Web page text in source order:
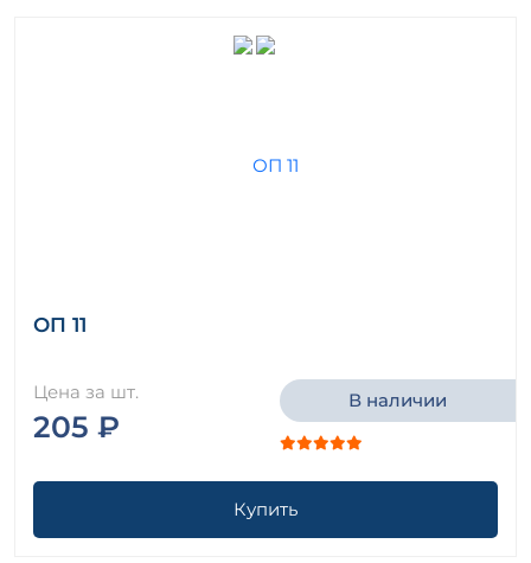
ОП 11
Цена за шт.
205 ₽
В наличии
Купить